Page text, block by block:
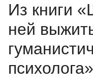
Из книги
ней